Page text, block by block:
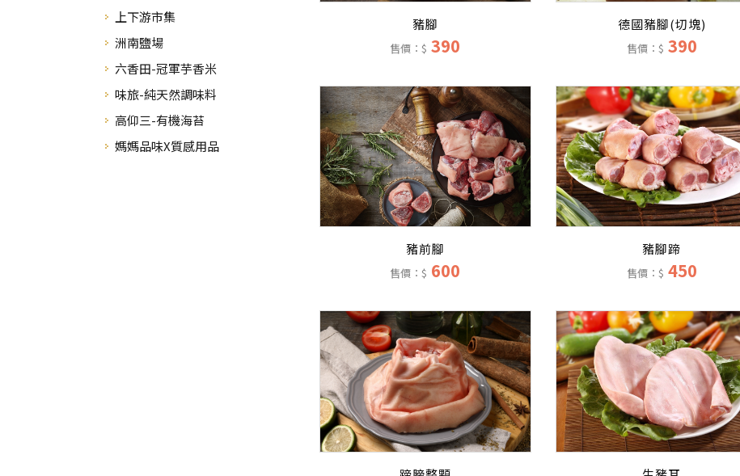
上下游市集
洲南鹽場
六香田-冠軍芋香米
味旅-純天然調味料
高仰三-有機海苔
媽媽品味X質感用品
豬腳
售價：$ 390
德國豬腳(切塊)
售價：$ 390
豬前腳
售價：$ 600
豬腳蹄
售價：$ 450